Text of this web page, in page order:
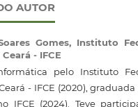
AUTOR
Gomes, Instituto
- IFCE
pelo Instituto
- IFCE (2020),
IFCE (2024). Teve